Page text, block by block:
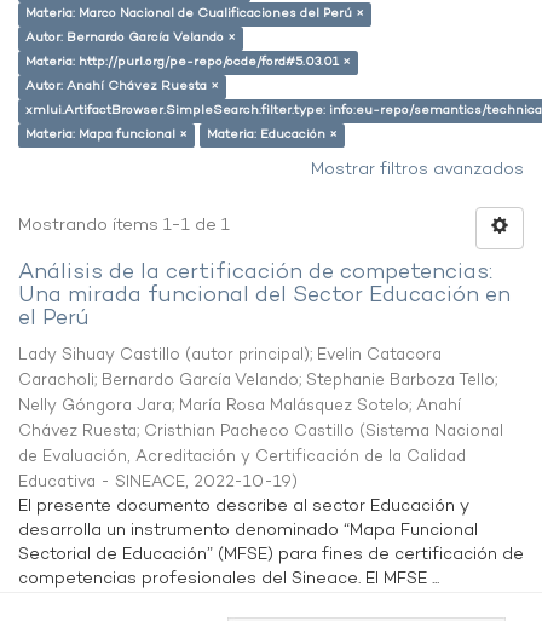
Materia: Marco Nacional de Cualificaciones del Perú ×
Autor: Bernardo García Velando ×
Materia: http://purl.org/pe-repo/ocde/ford#5.03.01 ×
Autor: Anahí Chávez Ruesta ×
xmlui.ArtifactBrowser.SimpleSearch.filter.type: info:eu-repo/semantics/
Materia: Mapa funcional ×
Materia: Educación ×
Mostrar filtros avanzados
Mostrando ítems 1-1 de 1
Análisis de la certificación de competencias:
Una mirada funcional del Sector Educación en
el Perú
Lady Sihuay Castillo (autor principal); Evelin Catacora
Caracholi; Bernardo García Velando; Stephanie Barboza Tello;
Nelly Góngora Jara; María Rosa Malásquez Sotelo; Anahí
Chávez Ruesta; Cristhian Pacheco Castillo (Sistema Nacional
de Evaluación, Acreditación y Certificación de la Calidad
Educativa - SINEACE, 2022-10-19)
El presente documento describe al sector Educación y
desarrolla un instrumento denominado “Mapa Funcional
Sectorial de Educación” (MFSE) para fines de certificación de
competencias profesionales del Sineace. El MFSE ...